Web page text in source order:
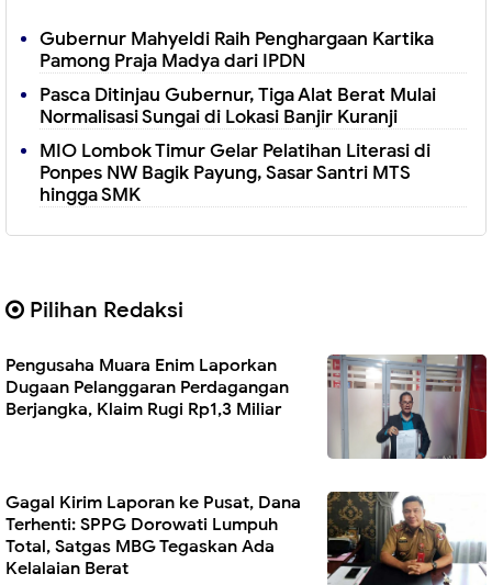
Gubernur Mahyeldi Raih Penghargaan Kartika
Pamong Praja Madya dari IPDN
Pasca Ditinjau Gubernur, Tiga Alat Berat Mulai
Normalisasi Sungai di Lokasi Banjir Kuranji
MIO Lombok Timur Gelar Pelatihan Literasi di
Ponpes NW Bagik Payung, Sasar Santri MTS
hingga SMK
Pilihan Redaksi
Pengusaha Muara Enim Laporkan
Dugaan Pelanggaran Perdagangan
Berjangka, Klaim Rugi Rp1,3 Miliar
Gagal Kirim Laporan ke Pusat, Dana
Terhenti: SPPG Dorowati Lumpuh
Total, Satgas MBG Tegaskan Ada
Kelalaian Berat